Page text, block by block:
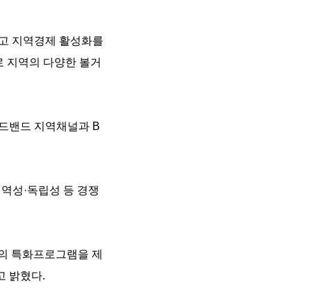
지역경제 활성화를
지역의 다양한 볼거
밴드 지역채널과 B
성·독립성 등 경쟁
특화프로그램을 제
밝혔다.